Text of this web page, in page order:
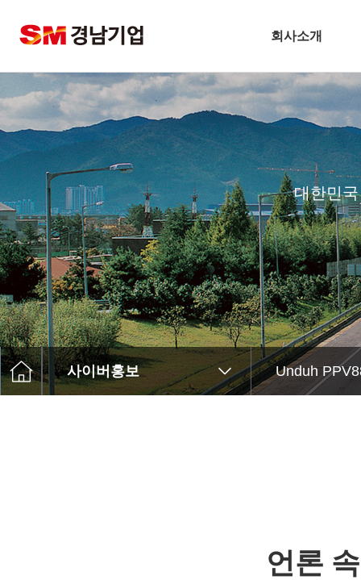
회사소개
슬롯사이트 볼트 추천개요
CEO 인사말
비전
주요연혁
경남슬롯사이트 볼트 메이저 네
안전보건방침
기술경영
환경경영
찾아오시는길
고객센터
대한민
사이버홍보 Unduh
언론